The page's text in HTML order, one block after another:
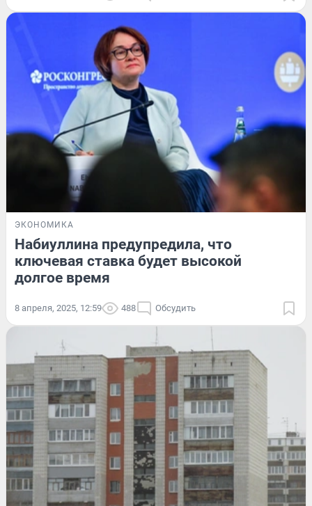
ЭКОНОМИКА
Набиуллина предупредила, что
ключевая ставка будет высокой
долгое время
8 апреля, 2025, 12:59 488 Обсудить